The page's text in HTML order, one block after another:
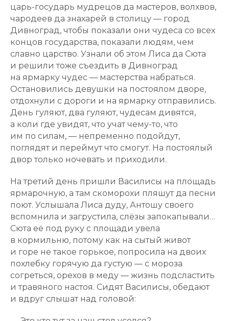
царь-государь мудрецов да мастеров, волхвов,
чародеев да знахарей в столицу — город
Дивноград, чтобы показали они чудеса со всех
концов государства, показали людям, чем
славно царство. Узнали об этом Лиса да Сюта
и решили тоже съездить в Дивноград
на ярмарку чудес — мастерства набраться.
Остановились девушки на постоялом дворе,
отдохнули с дороги и на ярмарку отправились.
День гуляют, два гуляют, чудесам дивятся,
а коли где увидят, что учат чему-то, что
им по силам, — непременно подойдут,
поглядят и переймут что смогут. На постоялый
двор только ночевать и приходили.
На третий день пришли Василисы на площадь
ярмарочную, а там скоморохи пляшут да песни
поют. Услышала Лиса дуду, Антошу своего
вспомнила и загрустила, слёзы запокапывали…
Сюта её под руку с площади увела
в кормильню, потому как на сытый живот
и горе не такое горькое, попросила на двоих
похлебку горячую да густую — с мороза
согреться, орехов в меду — жизнь подсластить
и травяного настоя. Сидят Василисы, обедают
и вдруг слышат над головой: